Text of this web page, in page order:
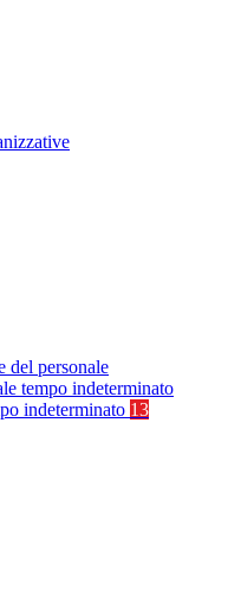
del personale
tempo indeterminato
indeterminato 13